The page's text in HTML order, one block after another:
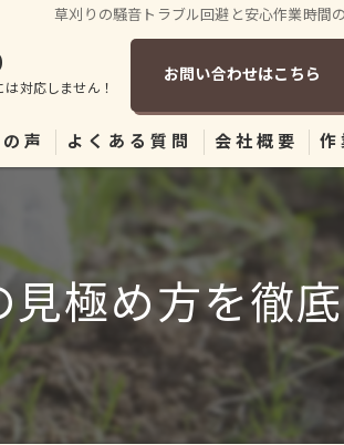
草刈りの騒音トラブル回避と安心作業時間
対応しません！
お問い合わせはこちら
声 よくある質問 会社概要
極め方を徹